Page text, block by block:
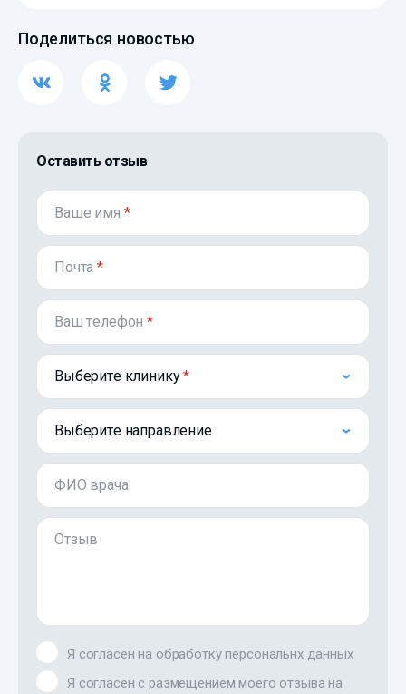
Поделиться новостью
Оставить отзыв
Ваше имя *
Почта*
Ваш телефон*
Выберите клинику
Выберите направление
ФИО врача
Отзыв
Я согласен на обработку персональнх данных
Я согласен с размещением моего отзыва на